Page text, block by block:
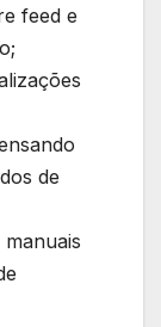
feed e
de